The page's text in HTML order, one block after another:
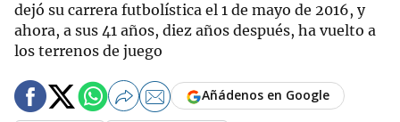
dejó su carrera futbolística el 1 de mayo de 2016, y
ahora, a sus 41 años, diez años después, ha vuelto a
los terrenos de juego
Añádenos en Google